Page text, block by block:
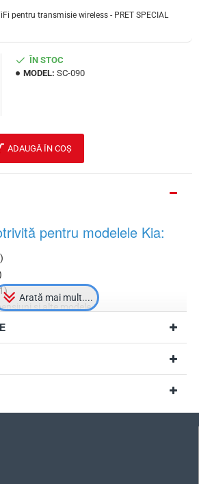
ÎN STOC
MODEL: SC-090
pentru transmisie wireless - PRET SPECIAL
ADAUGĂ ÎN COȘ
pentru modelele Kia:
si alte modele